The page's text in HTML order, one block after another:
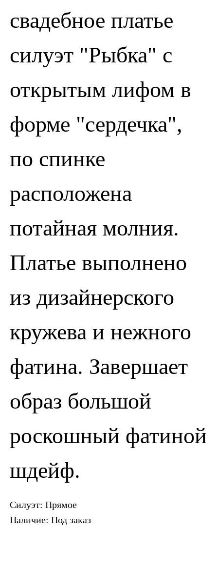
свадебное платье
силуэт "Рыбка" с
открытым лифом в
форме "сердечка",
по спинке
расположена
потайная молния.
Платье выполнено
из дизайнерского
кружева и нежного
фатина. Завершает
образ большой
роскошный фатиной
шдейф.
Силуэт: Прямое
Наличие: Под заказ